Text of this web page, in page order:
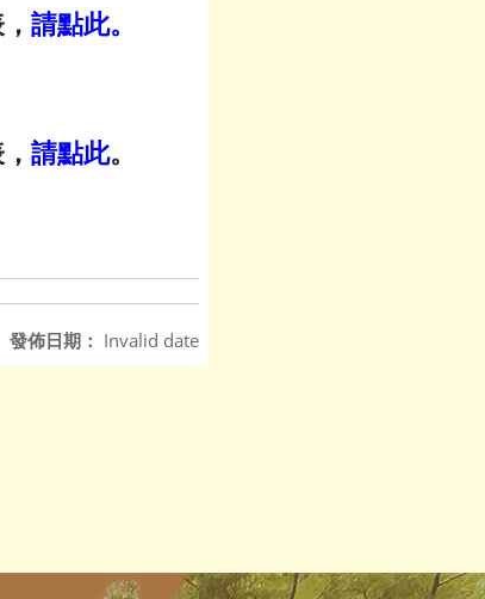
請點此。
請點此。
發佈日期： Invalid date